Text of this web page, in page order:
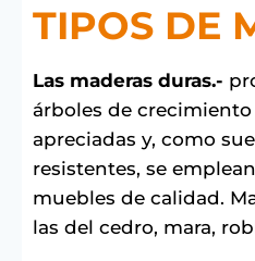
TIPOS DE
Las maderas duras.-
árboles de
apreciadas y, como
resistentes, se
muebles de calidad.
las del cedro, mara,